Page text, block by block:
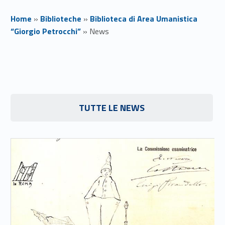
Home » Biblioteche » Biblioteca di Area Umanistica
“Giorgio Petrocchi” » News
TUTTE LE NEWS